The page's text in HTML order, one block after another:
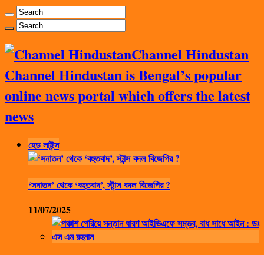
Channel Hindustan
Channel Hindustan is Bengal’s popular
online news portal which offers the latest
news
হেড লাইন্স
‘সনাতন’ থেকে ‘বহুতবাদ’, স্টান্স বদল বিজেপির ?
11/07/2025